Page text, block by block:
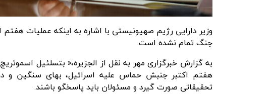
وزیر دارایی رژیم صهیونیستی با اشاره به اینکه عملیات
جنگ تمام نشده است.
به گزارش خبرگزاری مهر به نقل از الجزیره،« بتسلئیل
هفتم اکتبر جنبش حماس علیه اسرائیل، بهای سنگین و
تحقیقاتی صورت گیرد و مسئولان باید پاسخگو باشند.